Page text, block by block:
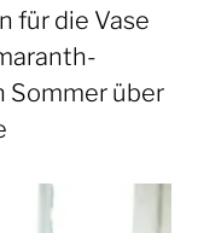
für die Vase
Sommer über